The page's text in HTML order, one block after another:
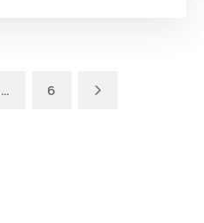
… 6